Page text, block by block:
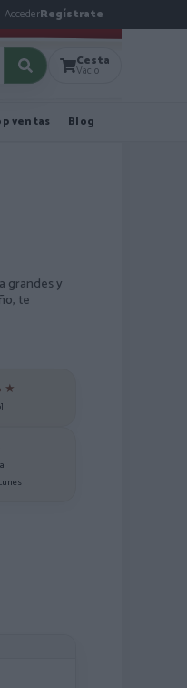
AccederRegístrate
Cesta
Vacío
ventas Blog
grandes y
te
★